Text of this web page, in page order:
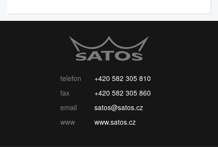
telefon
+420 582 305 810
fax
+420 582 305 860
email
satos@satos.cz
www
www.satos.cz